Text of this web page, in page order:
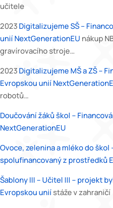
učitele
2023Digitalizujeme SŠ –
unií NextGenerationEU nákup
gravírovacího stroje…
2023Digitalizujeme MŠ a ZŠ –
Evropskou unií
robotů…
Doučování žáků škol –
NextGenerationEU
Ovoce, zelenina a mléko do škol
spolufinancovaný z prostředků
Šablony III – Učitel III – projekt
Evropskou uniístáže v zahraničí